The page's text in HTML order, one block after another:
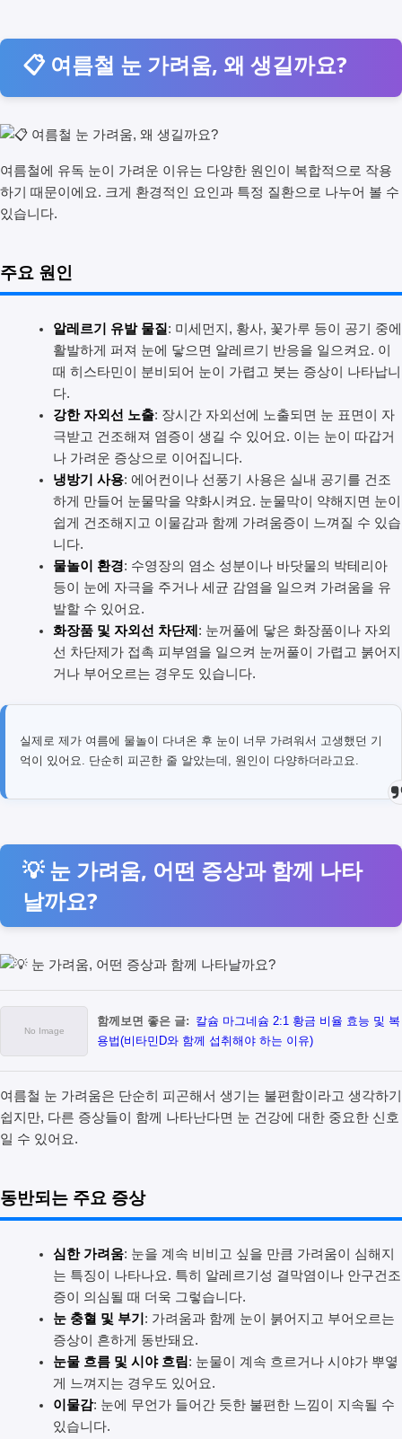
📋 여름철 눈 가려움, 왜 생길까요?
여름철에 유독 눈이 가려운 이유는 다양한 원인이 복합적으로 작용
하기 때문이에요. 크게 환경적인 요인과 특정 질환으로 나누어 볼 수
있습니다.
주요 원인
알레르기 유발 물질 : 미세먼지, 황사, 꽃가루 등이 공기 중에
활발하게 퍼져 눈에 닿으면 알레르기 반응을 일으켜요. 이
때 히스타민이 분비되어 눈이 가렵고 붓는 증상이 나타납니
다.
강한 자외선 노출: 장시간 자외선에 노출되면 눈 표면이 자
극받고 건조해져 염증이 생길 수 있어요. 이는 눈이 따갑거
나 가려운 증상으로 이어집니다.
냉방기 사용: 에어컨이나 선풍기 사용은 실내 공기를 건조
하게 만들어 눈물막을 약화시켜요. 눈물막이 약해지면 눈이
쉽게 건조해지고 이물감과 함께 가려움증이 느껴질 수 있습
니다.
물놀이 환경: 수영장의 염소 성분이나 바닷물의 박테리아
등이 눈에 자극을 주거나 세균 감염을 일으켜 가려움을 유
발할 수 있어요.
화장품 및 자외선 차단제 : 눈꺼풀에 닿은 화장품이나 자외
선 차단제가 접촉 피부염을 일으켜 눈꺼풀이 가렵고 붉어지
거나 부어오르는 경우도 있습니다.
실제로 제가 여름에 물놀이 다녀온 후 눈이 너무 가려워서 고생했던 기
억이 있어요. 단순히 피곤한 줄 알았는데, 원인이 다양하더라고요.
💡 눈 가려움, 어떤 증상과 함께 나타
날까요?
함께보면 좋은 글: 칼슘 마그네슘 2:1 황금 비율 효능 및 복
용법(비타민D와 함께 섭취해야 하는 이유)
여름철 눈 가려움은 단순히 피곤해서 생기는 불편함이라고 생각하기
쉽지만, 다른 증상들이 함께 나타난다면 눈 건강에 대한 중요한 신호
일 수 있어요.
동반되는 주요 증상
심한 가려움: 눈을 계속 비비고 싶을 만큼 가려움이 심해지
는 특징이 나타나요. 특히 알레르기성 결막염이나 안구건조
증이 의심될 때 더욱 그렇습니다.
눈 충혈 및 부기: 가려움과 함께 눈이 붉어지고 부어오르는
증상이 흔하게 동반돼요.
눈물 흐름 및 시야 흐림: 눈물이 계속 흐르거나 시야가 뿌옇
게 느껴지는 경우도 있어요.
이물감: 눈에 무언가 들어간 듯한 불편한 느낌이 지속될 수
있습니다.